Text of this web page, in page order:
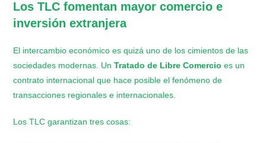
Los TLC fomentan mayor comercio e
inversión extranjera
El intercambio económico es quizá uno de los cimientos de las
sociedades modernas. UnTratado de Libre Comercio es un
contrato internacional que hace posible el fenómeno de
transacciones regionales e internacionales.
Los TLC garantizan tres cosas: